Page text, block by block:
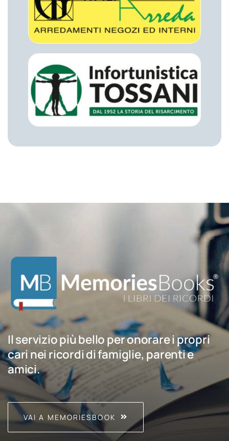
Il servizio più bello per onorare i propri
cari nei ricordi di famiglie, parenti e
amici.
VAI A MEMORIESBOOK